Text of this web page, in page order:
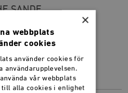
SANDE
×
webbplats
cookies
använder cookies för
användarupplevelsen.
vår webbplats
till alla cookies i enlighet